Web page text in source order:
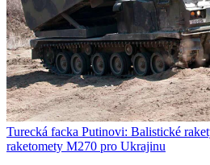
Turecká facka Putinovi: Balistické
raketomety M270 pro Ukrajinu